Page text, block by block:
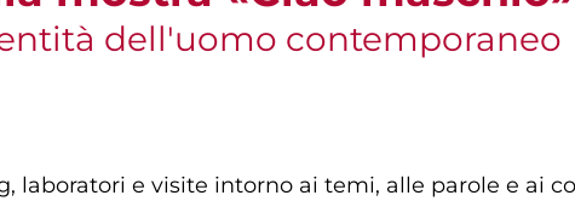
dell'uomo contemporaneo
laboratori e visite intorno ai temi, alle parole e ai